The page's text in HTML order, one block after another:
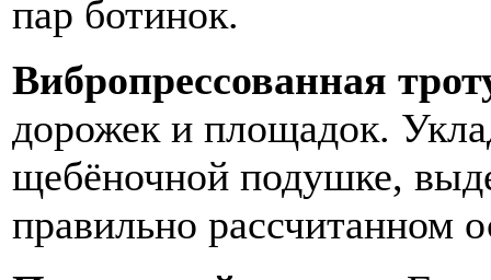
пар ботинок.
Вибропрессованная
дорожек и площадок.
щебёночной подушке,
правильно рассчитанном